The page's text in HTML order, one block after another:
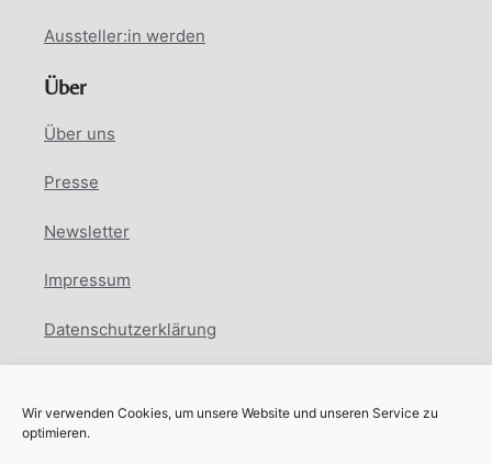
Wir verwenden Cookies, um unsere Website und unseren Service zu
optimieren.
Aussteller:in werden
Über
Über uns
Presse
Newsletter
Impressum
Datenschutzerklärung
Facebook
Instagram
LinkedIn